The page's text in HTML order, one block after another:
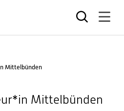
Mittelbünden
Mittelbünden